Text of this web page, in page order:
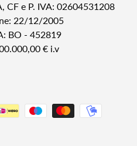
CF e P. IVA: 02604531208
22/12/2005
BO - 452819
€ i.v